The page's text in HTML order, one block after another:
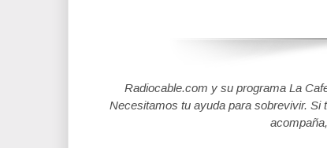
Radiocable.com y su programa La
Necesitamos tu ayuda para sobrevivir. Si